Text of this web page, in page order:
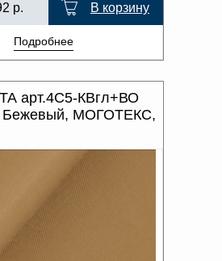
р. В корзину
Подробнее
арт.4С5-КВгл+ВО
Бежевый, МОГОТЕКС,